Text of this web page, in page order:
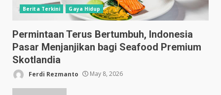
Berita Terkini Gaya Hidup
Permintaan Terus Bertumbuh, Indonesia
Pasar Menjanjikan bagi Seafood Premium
Skotlandia
Ferdi Rezmanto May 8, 2026